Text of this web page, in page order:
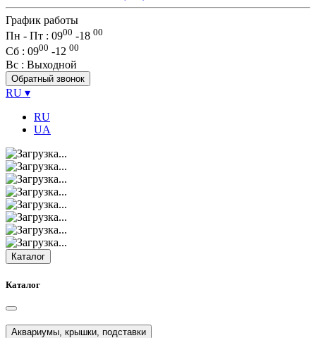
График работы
Пн - Пт : 0900 -18 00
Сб : 0900 -12 00
Вс : Выходной
Обратный звонок
RU ▾
RU
UA
Каталог
Каталог
Аквариумы, крышки, подставки